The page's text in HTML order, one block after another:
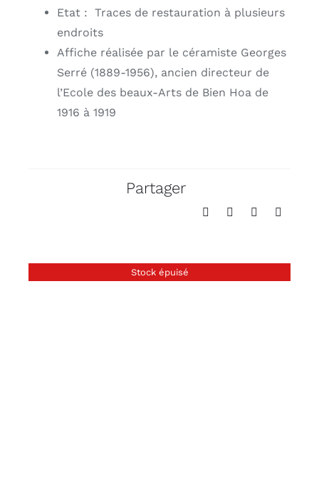
Stock épuisé
Etat : Traces de restauration à plusieurs
endroits
Affiche réalisée par le céramiste Georges
Serré (1889-1956), ancien directeur de
l’Ecole des beaux-Arts de Bien Hoa de
1916 à 1919
Partager